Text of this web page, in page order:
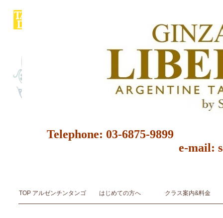
Telephone: 03-6875-
e-mail:
TOP アルゼンチンタンゴ はじめての方へ クラス案内&料金